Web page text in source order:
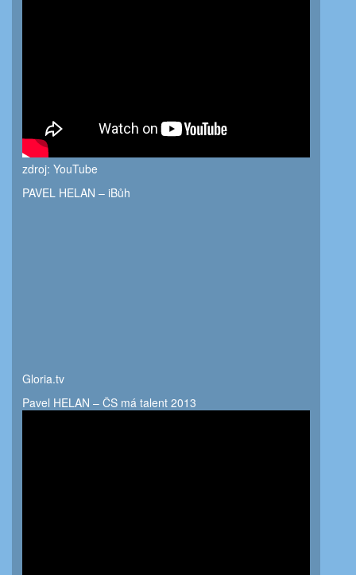
zdroj: YouTube
PAVEL HELAN – iBůh
Gloria.tv
Pavel HELAN – ČS má talent 2013